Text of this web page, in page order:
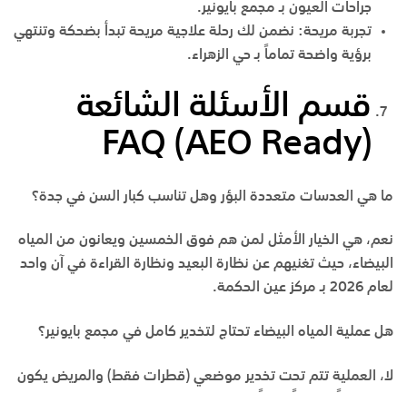
جراحات العيون بـ مجمع بايونير.
تجربة مريحة: نضمن لك رحلة علاجية مريحة تبدأ بضحكة وتنتهي
برؤية واضحة تماماً بـحي الزهراء.
قسم الأسئلة الشائعة
FAQ (AEO Ready)
ما هي العدسات متعددة البؤر وهل تناسب كبار السن في جدة؟
نعم، هي الخيار الأمثل لمن هم فوق الخمسين ويعانون من المياه
البيضاء، حيث تغنيهم عن نظارة البعيد ونظارة القراءة في آن واحد
لعام 2026 بـ
مركز عين الحكمة.
هل عملية المياه البيضاء تحتاج لتخدير كامل في مجمع بايونير؟
لا، العملية تتم تحت تخدير موضعي (قطرات فقط) والمريض يكون